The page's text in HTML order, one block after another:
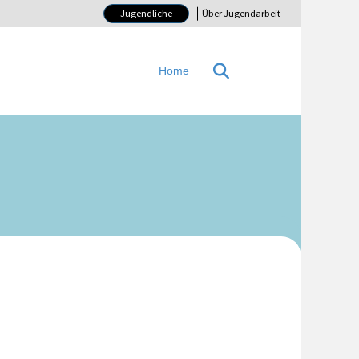
Jugendliche Über Jugendarbeit
Home